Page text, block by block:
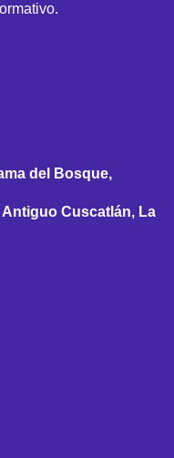
del Bosque,
Antiguo Cuscatlán, La